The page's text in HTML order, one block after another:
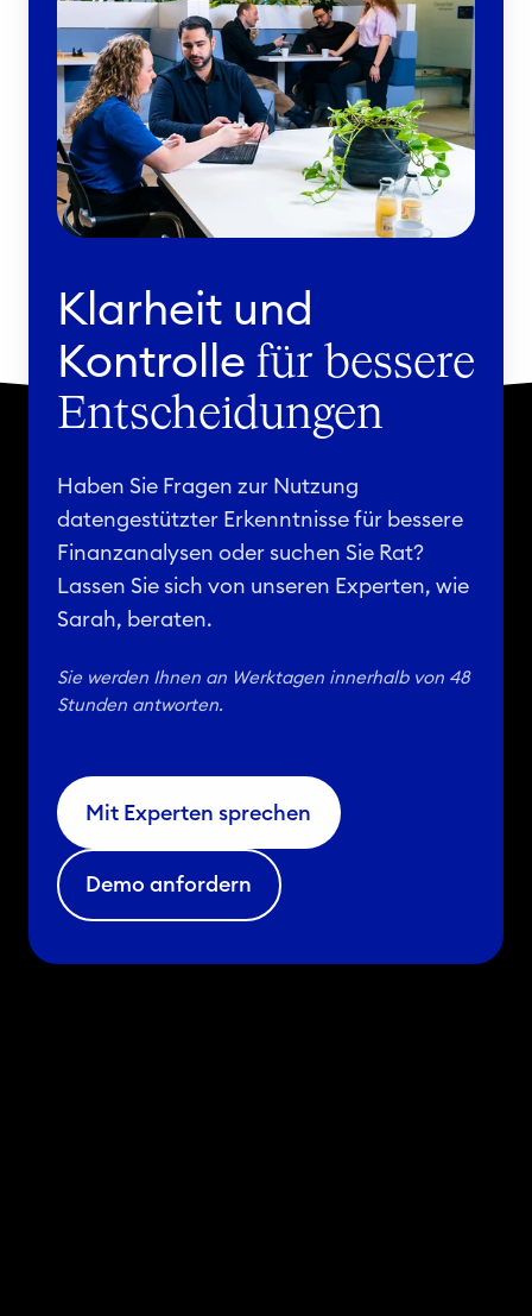
Klarheit und
Kontrolle für bessere
Entscheidungen
Haben Sie Fragen zur Nutzung
datengestützter Erkenntnisse für bessere
Finanzanalysen oder suchen Sie Rat?
Lassen Sie sich von unseren Experten, wie
Sarah, beraten.
Sie werden Ihnen an Werktagen innerhalb von 48
Stunden antworten.
Mit Experten sprechen
Demo anfordern